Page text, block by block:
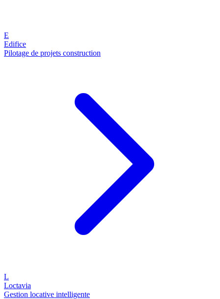
E
Edifice
Pilotage de projets construction
L
Loctavia
Gestion locative intelligente